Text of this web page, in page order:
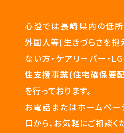
心澄では長崎県内の低
外国人等(生きづらさを抱
ない方・ケアリーバー・
住支援事業(住宅確保要
を行っております。
お電話またはホームペー
口から、お気軽にご相談く